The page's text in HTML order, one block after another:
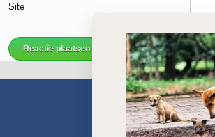
Site